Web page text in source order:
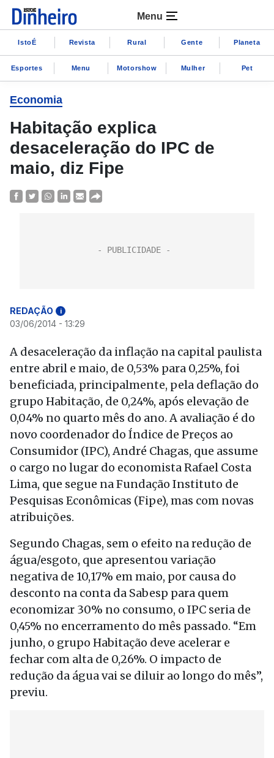
Menu
IstoÉ Revista Rural Gente Planeta
Esportes Menu Motorshow Mulher Pet
Economia
Habitação explica
desaceleração do IPC de
maio, diz Fipe
REDAÇÃO i
03/06/2014 - 13:29
A desaceleração da inflação na capital paulista
entre abril e maio, de 0,53% para 0,25%, foi
beneficiada, principalmente, pela deflação do
grupo Habitação, de 0,24%, após elevação de
0,04% no quarto mês do ano. A avaliação é do
novo coordenador do Índice de Preços ao
Consumidor (IPC), André Chagas, que assume
o cargo no lugar do economista Rafael Costa
Lima, que segue na Fundação Instituto de
Pesquisas Econômicas (Fipe), mas com novas
atribuições.
Segundo Chagas, sem o efeito na redução de
água/esgoto, que apresentou variação
negativa de 10,17% em maio, por causa do
desconto na conta da Sabesp para quem
economizar 30% no consumo, o IPC seria de
0,45% no encerramento do mês passado. “Em
junho, o grupo Habitação deve acelerar e
fechar com alta de 0,26%. O impacto de
redução da água vai se diluir ao longo do mês”,
previu.